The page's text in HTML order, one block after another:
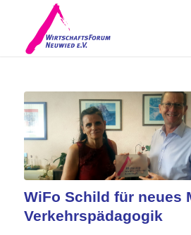
WiFo Schild für neues
Verkehrspädagogik